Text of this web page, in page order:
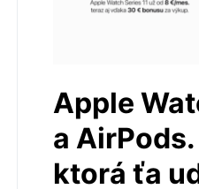
Apple
a
ktorá ťa